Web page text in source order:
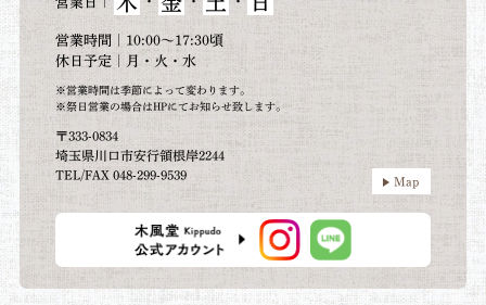
営業日
営業時間｜10:00～17:30頃
休日予定｜月・火・水
※営業時間は季節によって変わります。
※祭日営業の場合はHPにてお知らせ致します。
〒333-0834
埼玉県川口市安行領根岸2244
TEL/FAX 048-299-9539
Map